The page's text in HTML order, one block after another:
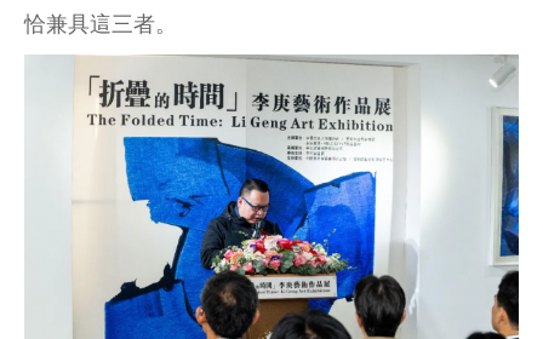
恰兼具這三者。